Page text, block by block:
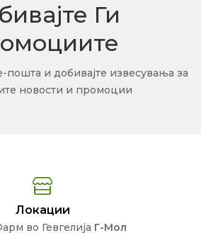
Ги
пошта и добивајте извесувања за
новости и промоции
Локации
во Гевгелија Г-Мол